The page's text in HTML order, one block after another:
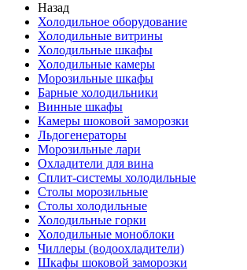
Назад
Холодильное оборудование
Холодильные витрины
Холодильные шкафы
Холодильные камеры
Морозильные шкафы
Барные холодильники
Винные шкафы
Камеры шоковой заморозки
Льдогенераторы
Морозильные лари
Охладители для вина
Сплит-системы холодильные
Столы морозильные
Столы холодильные
Холодильные горки
Холодильные моноблоки
Чиллеры (водоохладители)
Шкафы шоковой заморозки